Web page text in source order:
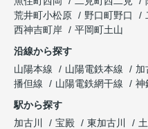
荒井町小松原
野口町野口
西神吉町岸
平岡町土山
沿線から探す
山陽本線
山陽電鉄本線 加
播但線
山陽電鉄網干線
神
駅から探す
加古川
宝殿 東加古川